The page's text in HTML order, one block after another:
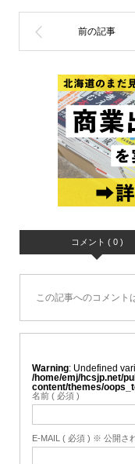
コメント ( 0 )
この記事へのコメント
Warning : Undefined
/home/emj/hcsjp.net/
content/themes/
名前 ( 必須 )
E-MAIL ( 必須 ) ※ 公開さ